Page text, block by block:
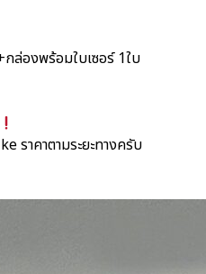
กล่องพร้อมใบเซอร์ 1ใบ
ราคาตามระยะทางครับ